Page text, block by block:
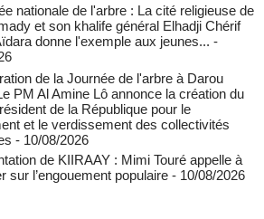
nationale de l'arbre : La cité religieuse de
et son khalife général Elhadji Chérif
donne l'exemple aux jeunes... -
de la Journée de l'arbre à Darou
PM Al Amine Lô annonce la création du
de la République pour le
et le verdissement des collectivités
- 10/08/2026
de KIIRAAY : Mimi Touré appelle à
sur l’engouement populaire - 10/08/2026